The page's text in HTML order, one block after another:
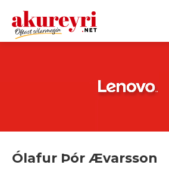
Ólafur Þór Ævarsson